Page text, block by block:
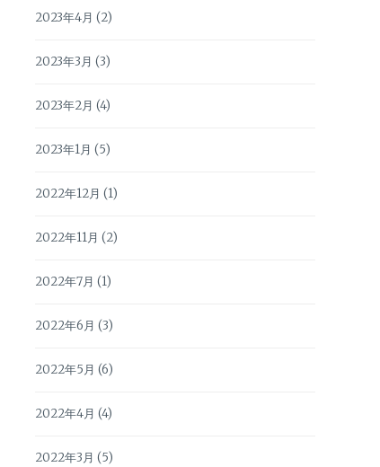
2023年4月 (2)
2023年3月 (3)
2023年2月 (4)
2023年1月 (5)
2022年12月 (1)
2022年11月 (2)
2022年7月 (1)
2022年6月 (3)
2022年5月 (6)
2022年4月 (4)
2022年3月 (5)